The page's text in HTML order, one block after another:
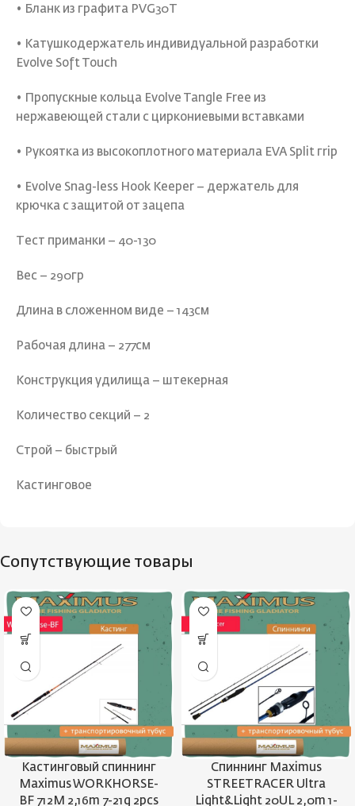
• Бланк из графита PVG30T
• Катушкодержатель индивидуальной разработки
Evolve Soft Touch
• Пропускные кольца Evolve Tangle Free из
нержавеющей стали с циркониевыми вставками
• Рукоятка из высокоплотного материала EVA Split гrip
• Evolve Snag-less Hook Keeper – держатель для
крючка с защитой от зацепа
Тест приманки – 40-130
Вес – 290гр
Длина в сложенном виде – 143см
Рабочая длина – 277см
Конструкция удилища – штекерная
Количество секций – 2
Строй – быстрый
Кастинговое
Сопутствующие товары
Кастинговый спиннинг
Maximus WORKHORSE-
BF 712M 2,16m 7-21g 2pcs
Спиннинг Maximus
STREETRACER Ultra
Light&Light 20UL 2,0m 1-